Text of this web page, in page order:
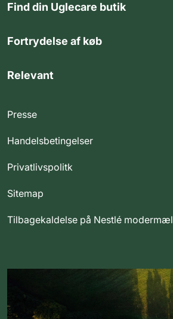
Find din Uglecare butik
Fortrydelse af køb
Relevant
Presse
Handelsbetingelser
Privatlivspolitk
Sitemap
Tilbagekaldelse på Nestlé